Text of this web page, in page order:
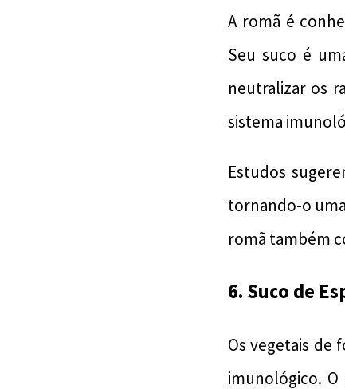
A romã é
Seu suco é
neutralizar os
sistema
Estudos
tornando-o
romã também
6. Suco de
Os vegetais de
imunológico.